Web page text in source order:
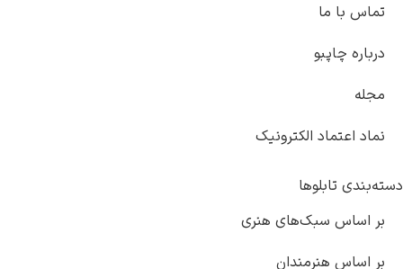
تماس با ما
درباره چاپبو
مجله
نماد اعتماد الکترونیک
دسته‌بندی تابلوها
بر اساس سبک‌های هنری
بر اساس هنرمندان